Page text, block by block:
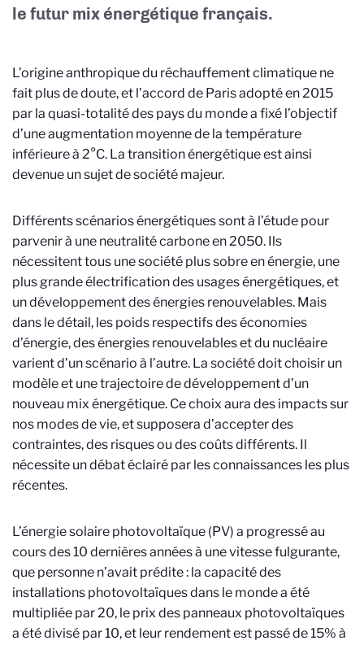
le futur mix énergétique français.
L’origine anthropique du réchauffement climatique ne
fait plus de doute, et l’accord de Paris adopté en 2015
par la quasi-totalité des pays du monde a fixé l’objectif
d’une augmentation moyenne de la température
inférieure à 2°C. La transition énergétique est ainsi
devenue un sujet de société majeur.
Différents scénarios énergétiques sont à l’étude pour
parvenir à une neutralité carbone en 2050. Ils
nécessitent tous une société plus sobre en énergie, une
plus grande électrification des usages énergétiques, et
un développement des énergies renouvelables. Mais
dans le détail, les poids respectifs des économies
d’énergie, des énergies renouvelables et du nucléaire
varient d’un scénario à l’autre. La société doit choisir un
modèle et une trajectoire de développement d’un
nouveau mix énergétique. Ce choix aura des impacts sur
nos modes de vie, et supposera d’accepter des
contraintes, des risques ou des coûts différents. Il
nécessite un débat éclairé par les connaissances les plus
récentes.
L’énergie solaire photovoltaïque (PV) a progressé au
cours des 10 dernières années à une vitesse fulgurante,
que personne n’avait prédite : la capacité des
installations photovoltaïques dans le monde a été
multipliée par 20, le prix des panneaux photovoltaïques
a été divisé par 10, et leur rendement est passé de 15% à